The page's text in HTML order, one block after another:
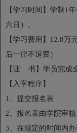
【学习时间】学制1
六日）。
【学习费用】12.8万
后一律不退费）
【证 书】学员完成
【入学程序】
1、提交报名表
2、报名表由学院审
3、在规定的时间内